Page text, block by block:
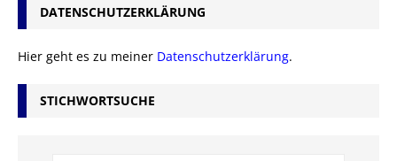
DATENSCHUTZERKLÄRUNG
Hier geht es zu meiner Datenschutzerklärung.
STICHWORTSUCHE